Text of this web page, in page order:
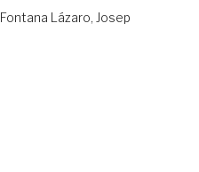
Fontana Lázaro, Josep